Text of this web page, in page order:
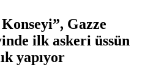
Gazze
ilk askeri üssün
yapıyor